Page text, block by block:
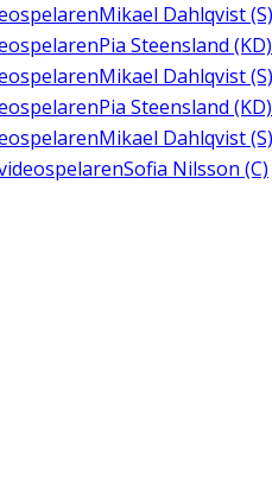
Mikael Dahlqvist (S)
Pia Steensland (KD)
Mikael Dahlqvist (S)
Pia Steensland (KD)
Mikael Dahlqvist (S)
Sofia Nilsson (C)